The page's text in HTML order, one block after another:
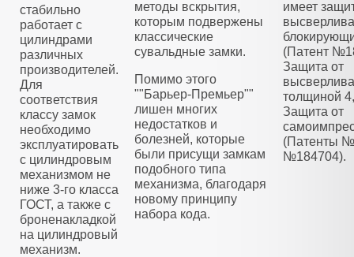
стабильно
работает с
цилиндрами
различных
производителей.
Для
соответствия
классу замок
необходимо
эксплуатировать
с цилиндровым
механизмом не
ниже 3-го класса
ГОСТ, а также с
броненакладкой
на цилиндровый
механизм.
методы вскрытия,
которым подвержены
классические
сувальдные замки.
Помимо этого
""Барьер-Премьер""
лишен многих
недостатков и
болезней, которые
были присущи замкам
подобного типа
механизма, благодаря
новому принципу
набора кода.
имеет
(Патент
Защита от
толщиной
Защита от
(Патенты
№184704).